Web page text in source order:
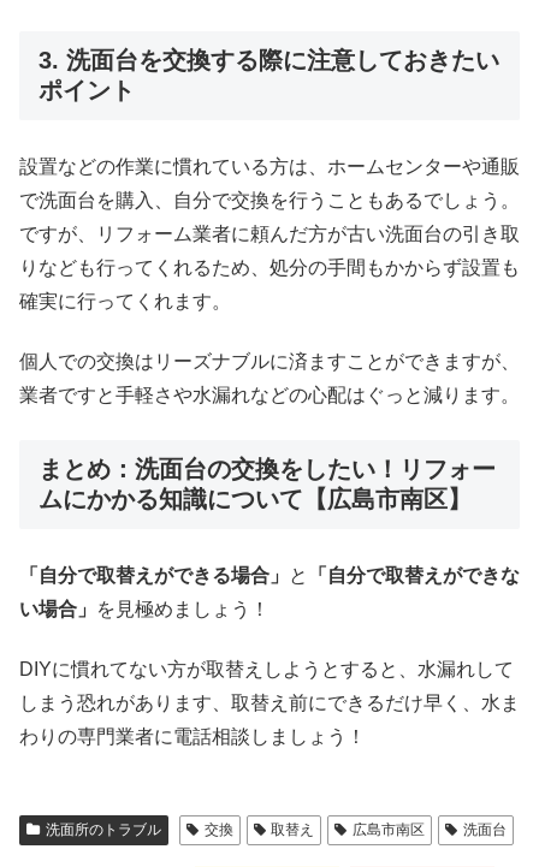
3. 洗面台を交換する際に注意しておきたい
ポイント
設置などの作業に慣れている方は、ホームセンターや通販
で洗面台を購入、自分で交換を行うこともあるでしょう。
ですが、リフォーム業者に頼んだ方が古い洗面台の引き取
りなども行ってくれるため、処分の手間もかからず設置も
確実に行ってくれます。
個人での交換はリーズナブルに済ますことができますが、
業者ですと手軽さや水漏れなどの心配はぐっと減ります。
まとめ：洗面台の交換をしたい！リフォー
ムにかかる知識について【広島市南区】
「自分で取替えができる場合」 と
「自分で取替えができな
い場合」
を見極めましょう！
DIYに慣れてない方が取替えしようとすると、水漏れして
しまう恐れがあります、取替え前にできるだけ早く、水ま
わりの専門業者に電話相談しましょう！
洗面所のトラブル 交換 取替え 広島市南区 洗面台